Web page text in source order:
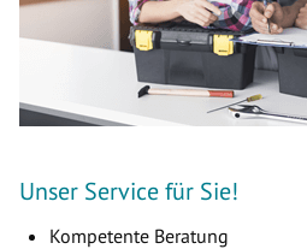
Unser Service für Sie!
Kompetente Beratung